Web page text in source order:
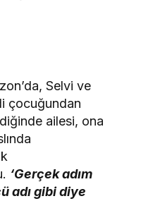
Selvi ve
çocuğundan
ailesi, ona
‘Gerçek adım
adı gibi diye